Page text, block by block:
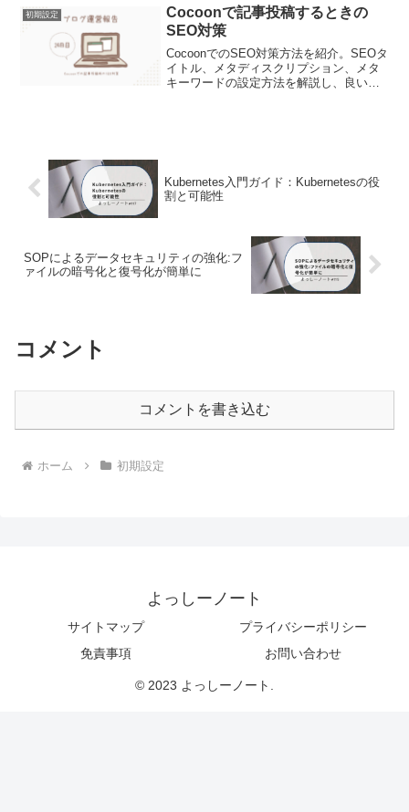
更は下記のブログを参考に実施しまし
た。「Coc...
初期設定
Cocoonで記事投稿するときの
SEO対策
CocoonでのSEO対策方法を紹介。SEOタ
イトル、メタディスクリプション、メタ
キーワードの設定方法を解説し、良いタ
Kubernetes入門ガイド：Kubernetesの役
割と可能性
SOPによるデータセキュリティの強化:フ
ァイルの暗号化と復号化が簡単に
コメント
コメントを書き込む
ホーム 初期設定
よっしーノート
サイトマップ
プライバシーポリシー
免責事項
お問い合わせ
© 2023 よっしーノート.